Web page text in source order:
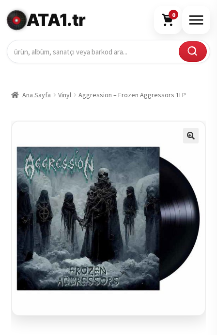
ATA1.tr 0
Ana Sayfa Vinyl Aggression – Frozen Aggressors 1LP